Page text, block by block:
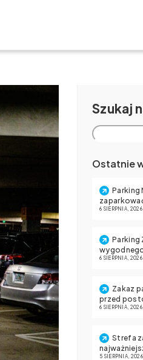
Szukaj
Ostatnie
Parking
6 SIERPNIA, 2026
Parking
6 SIERPNIA, 2026
Zakaz
przed
6 SIERPNIA, 2026
Strefa
5 SIERPNIA, 2026